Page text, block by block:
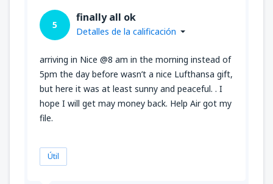
5
finally all ok
Detalles de la calificación
arriving in Nice @8 am in the morning instead of
5pm the day before wasn’t a nice Lufthansa gift,
but here it was at least sunny and peaceful. . I
hope I will get may money back. Help Air got my
file.
Útil